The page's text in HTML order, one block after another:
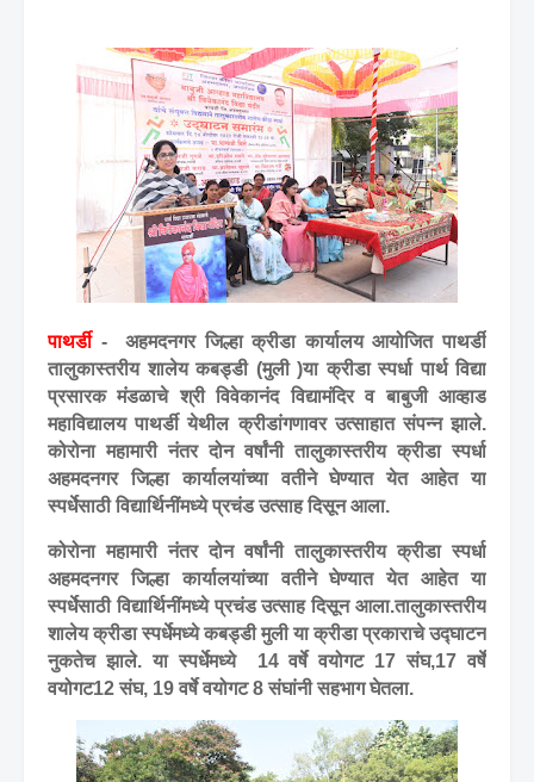
पाथर्डी-
अहमदनगर जिल्हा क्रीडा कार्यालय आयोजित पाथर्डी
तालुकास्तरीय शालेय कबड्डी (मुली )या क्रीडा स्पर्धा पार्थ विद्या
प्रसारक मंडळाचे श्री विवेकानंद विद्यामंदिर व बाबुजी आव्हाड
महाविद्यालय पाथर्डी येथील क्रीडांगणावर उत्साहात संपन्न झाले.
कोरोना महामारी नंतर दोन वर्षांनी तालुकास्तरीय क्रीडा स्पर्धा
अहमदनगर जिल्हा कार्यालयांच्या वतीने घेण्यात येत आहेत या
स्पर्धेसाठी विद्यार्थिनींमध्ये प्रचंड उत्साह दिसून आला.
कोरोना महामारी नंतर दोन वर्षांनी तालुकास्तरीय क्रीडा स्पर्धा
अहमदनगर जिल्हा कार्यालयांच्या वतीने घेण्यात येत आहेत या
स्पर्धेसाठी विद्यार्थिनींमध्ये प्रचंड उत्साह दिसून आला.तालुकास्तरीय
शालेय क्रीडा स्पर्धेमध्ये कबड्डी मुली या क्रीडा प्रकाराचे उद्घाटन
नुकतेच झाले. या स्पर्धेमध्ये14वर्षे वयोगट 17संघ,17वर्षे
वयोगट12संघ, 19वर्षे वयोगट8संघांनी सहभाग घेतला.